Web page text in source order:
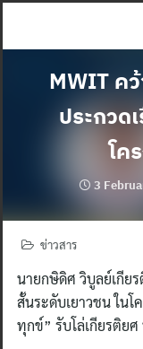
MWIT ค
ประกวด
โค
3
ข่าวสาร
นายกษิดิศ วิบูลย์เกียร
สั้นระดับเยาวชน ในโ
ทุกข์” รับโล่เกียรติย